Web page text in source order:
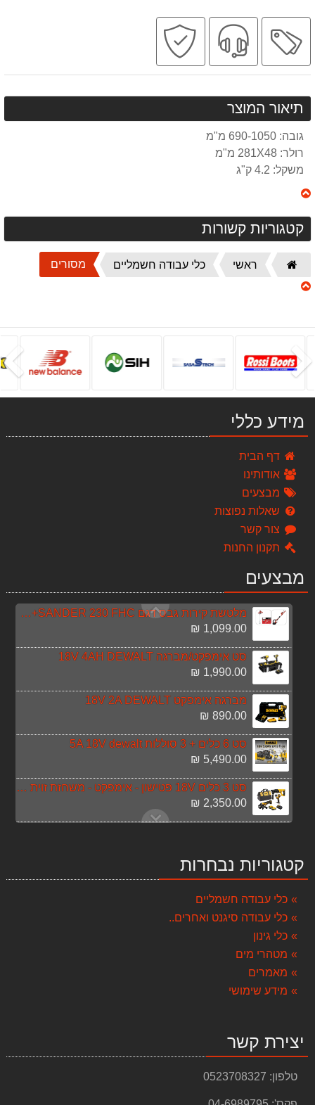
מבצע
שירות
מקצועי
תיאור המוצר
גובה: 690-1050 מ"מ
רולר: 281X48 מ"מ
משקל: 4.2 ק"ג
קטגוריות קשורות
דף
הבית
ראשי כלי עבודה חשמליים מסורים
הקודם
מידע כללי
דף הבית
אודותינו
מבצעים
שאלות נפוצות
צור קשר
תקנון החנות
מבצעים
סט 3 כלים 18V פטישון - אימפקט - משחזת זוית DEWALT
2,350.00 ₪
ארגז כלים מקצועי
כירת חשמלית Gold Line ATL802
259.00 ₪
שואב אבק רטוב יבש 30 ליטר Target T11807
518.00 ₪
מפוח שואב עלים PA22 hitachi
448.00 ₪
מלטשת קירות גבס דגם SANDER 230 FHC+מערבל צבע TARGET
1,099.00 ₪
סט אימפקט/מברגה 18V 4AH DEWALT
1,990.00 ₪
מברגה אימפקט 18V 2A DEWALT
890.00 ₪
סט 6 כלים + 3 סוללות 5A 18V dewalt
5,490.00 ₪
סט 3 כלים 18V פטישון - אימפקט - משחזת זוית DEWALT
2,350.00 ₪
כירת חשמלית Gold Line ATL802
שואב אבק רטוב יבש 30 ליטר Target T11807
מפוח שואב עלים PA22 hitachi
קטגוריות נבחרות
כלי עבודה חשמליים
כלי עבודה סיגנט ואחרים..
כלי גינון
מטהרי מים
מאמרים
מידע שימושי
יצירת קשר
טלפון: 0523708327